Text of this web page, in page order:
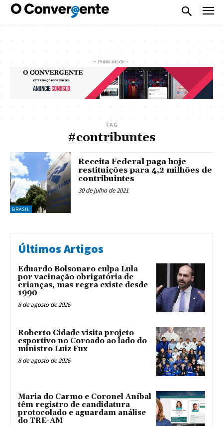
- Publicidade -
TAG
#contribuntes
BRASIL
Receita Federal paga hoje
restituições para 4,2 milhões de
contribuintes
30 de julho de 2021
Últimos Artigos
Eduardo Bolsonaro culpa Lula
por vacinação obrigatória de
crianças, mas regra existe desde
1990
8 de agosto de 2026
Roberto Cidade visita projeto
esportivo no Coroado ao lado do
ministro Luiz Fux
8 de agosto de 2026
Maria do Carmo e Coronel Aníbal
têm registro de candidatura
protocolado e aguardam análise
do TRE-AM